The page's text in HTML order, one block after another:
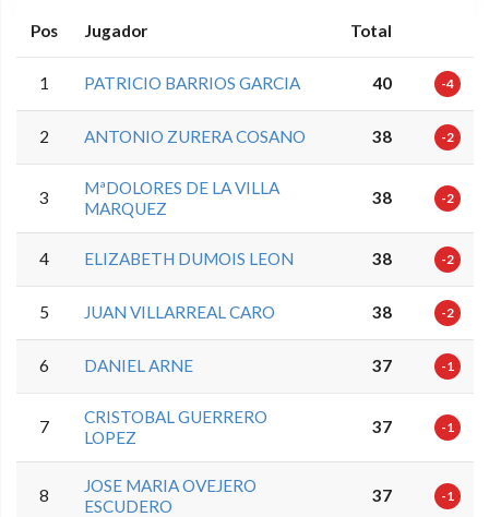
Pos Jugador Total
1 PATRICIO BARRIOS GARCIA 40 -4
2 ANTONIO ZURERA COSANO 38 -2
3
MªDOLORES DE LA VILLA
MARQUEZ
38 -2
4 ELIZABETH DUMOIS LEON 38 -2
5 JUAN VILLARREAL CARO 38 -2
6 DANIEL ARNE 37 -1
7
CRISTOBAL GUERRERO
LOPEZ
37 -1
8
JOSE MARIA OVEJERO
ESCUDERO
37 -1